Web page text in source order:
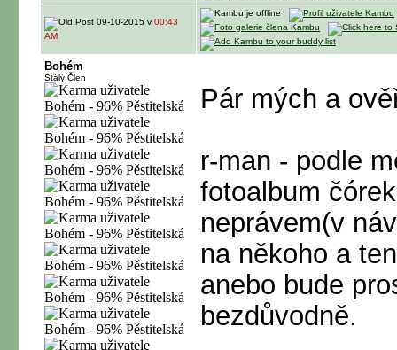
09-10-2015 v 00:43
AM
Bohém
Stálý Člen
Pár mých a
r-man - podle
fotoalbum
neprávem(v
na někoho a
anebo bude
bezdůvodně.